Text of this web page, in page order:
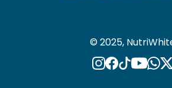
© 2025,